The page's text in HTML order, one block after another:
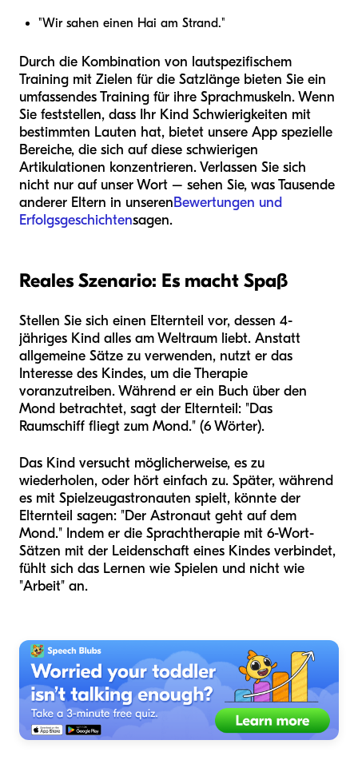
"Wir sahen einen Hai am Strand."
Durch die Kombination von lautspezifischem
Training mit Zielen für die Satzlänge bieten Sie ein
umfassendes Training für ihre Sprachmuskeln. Wenn
Sie feststellen, dass Ihr Kind Schwierigkeiten mit
bestimmten Lauten hat, bietet unsere App spezielle
Bereiche, die sich auf diese schwierigen
Artikulationen konzentrieren. Verlassen Sie sich
nicht nur auf unser Wort – sehen Sie, was Tausende
anderer Eltern in unserenBewertungen und
Erfolgsgeschichtensagen.
Reales Szenario: Es macht Spaß
Stellen Sie sich einen Elternteil vor, dessen 4-
jähriges Kind alles am Weltraum liebt. Anstatt
allgemeine Sätze zu verwenden, nutzt er das
Interesse des Kindes, um die Therapie
voranzutreiben. Während er ein Buch über den
Mond betrachtet, sagt der Elternteil: "Das
Raumschiff fliegt zum Mond." (6 Wörter).
Das Kind versucht möglicherweise, es zu
wiederholen, oder hört einfach zu. Später, während
es mit Spielzeugastronauten spielt, könnte der
Elternteil sagen: "Der Astronaut geht auf dem
Mond." Indem er die Sprachtherapie mit 6-Wort-
Sätzen mit der Leidenschaft eines Kindes verbindet,
fühlt sich das Lernen wie Spielen und nicht wie
"Arbeit" an.